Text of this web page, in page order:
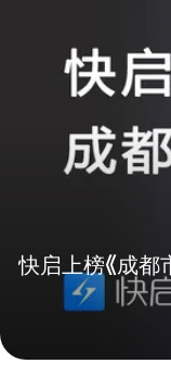
快启上榜《成都